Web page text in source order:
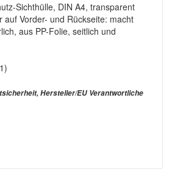
Sichthülle, DIN A4, transparent
auf Vorder- und Rückseite: macht
aus PP-Folie, seitlich und
Hersteller/EU Verantwortliche